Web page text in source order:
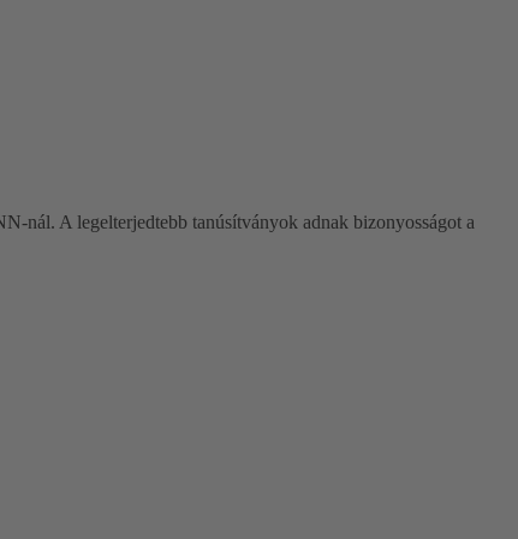
nál. A legelterjedtebb tanúsítványok adnak bizonyosságot a